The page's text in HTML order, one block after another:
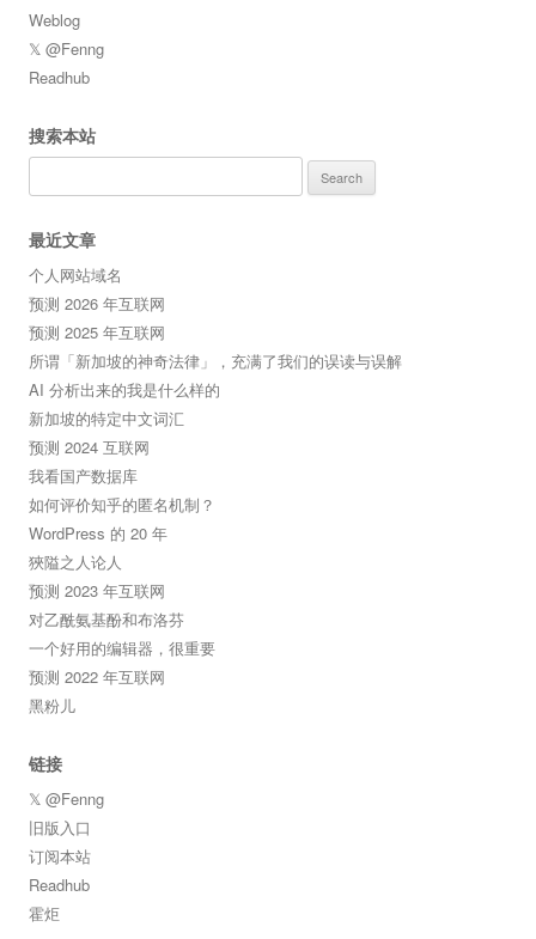
Weblog
𝕏 @Fenng
Readhub
搜索本站
for:
最近文章
个人网站域名
预测 2026 年互联网
预测 2025 年互联网
所谓「新加坡的神奇法律」，充满了我们的误读与误解
AI 分析出来的我是什么样的
新加坡的特定中文词汇
预测 2024 互联网
我看国产数据库
如何评价知乎的匿名机制？
WordPress 的 20 年
狹隘之人论人
预测 2023 年互联网
对乙酰氨基酚和布洛芬
一个好用的编辑器，很重要
预测 2022 年互联网
黑粉儿
链接
𝕏 @Fenng
旧版入口
订阅本站
Readhub
霍炬